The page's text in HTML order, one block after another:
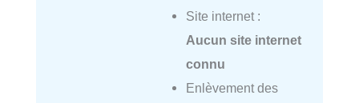
Site internet :
Aucun site internet
connu
Enlèvement des